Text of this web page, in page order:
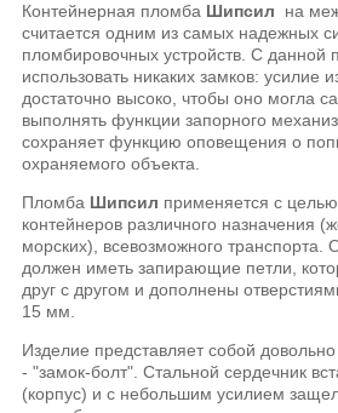
Контейнерная пломба Шипсил
на
считается одним из самых надежных
пломбировочных устройств. С данной
использовать никаких замков: усилие
достаточно высоко, чтобы оно могла
выполнять функции запорного
сохраняет функцию оповещения о
охраняемого объекта.
Пломба Шипсил применяется с
контейнеров различного назначения
морских), всевозможного транспорта.
должен иметь запирающие петли,
друг с другом и дополнены
15 мм.
Изделие представляет собой
- "замок-болт". Стальной сердечник
(корпус) и с небольшим усилием